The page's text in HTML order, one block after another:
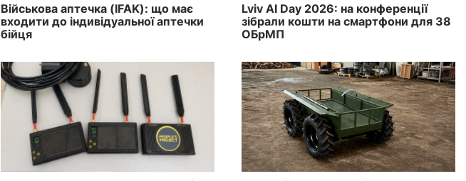
Військова аптечка (IFAK): що має
входити до індивідуальної аптечки
бійця
Lviv AI Day 2026: на конференції
зібрали кошти на смартфони для 38
ОБрМП